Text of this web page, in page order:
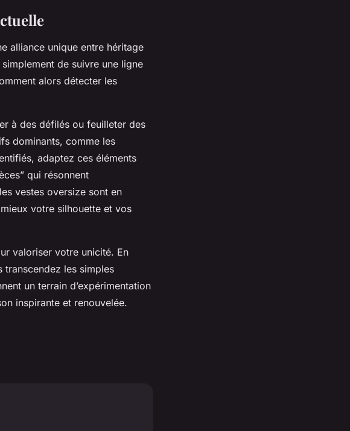
alliance unique entre héritage
de suivre une ligne
alors détecter les
à des défilés ou feuilleter des
dominants, comme les
adaptez ces éléments
qui résonnent
vestes oversize sont en
votre silhouette et vos
valoriser votre unicité. En
transcendez les simples
un terrain d’expérimentation
inspirante et renouvelée.